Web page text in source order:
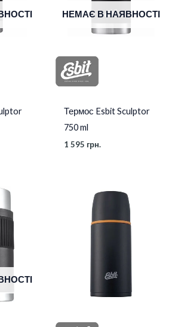
НЕМАЄ В НАЯВНОСТІ
Термос Esbit Sculptor
750 ml
1 595 грн.